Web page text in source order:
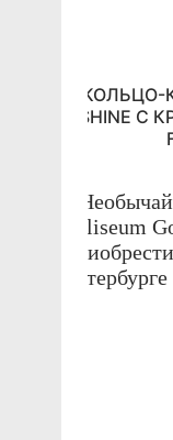
КОЛЬЦО-
SHINE С